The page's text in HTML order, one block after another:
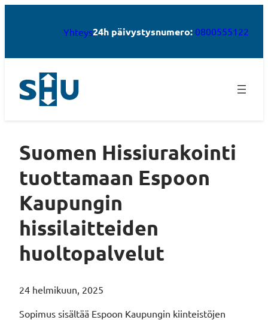
Yhteys24h päivystysnumero: 0800555122
Suomen Hissiurakointi
tuottamaan Espoon
Kaupungin
hissilaitteiden
huoltopalvelut
24 helmikuun, 2025
Sopimus sisältää Espoon Kaupungin kiinteistöjen